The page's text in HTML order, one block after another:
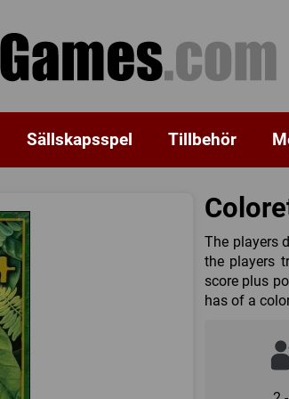
Sällskapsspel Tillbehör
The players
the players
score plus
has of a